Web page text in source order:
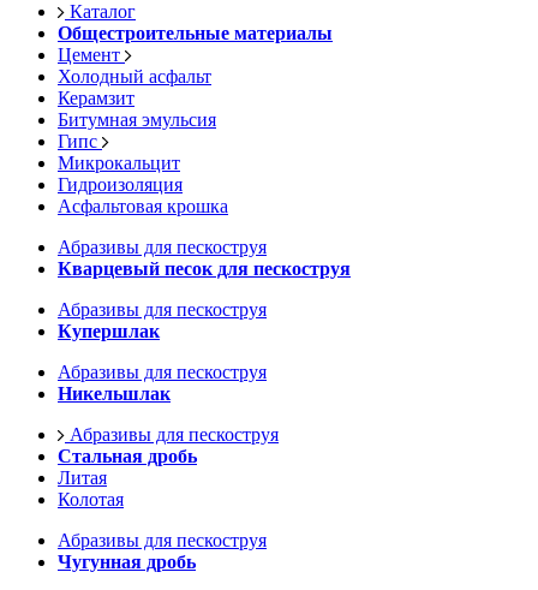
Каталог
Общестроительные материалы
Цемент
Холодный асфальт
Керамзит
Битумная эмульсия
Гипс
Микрокальцит
Гидроизоляция
Асфальтовая крошка
Абразивы для пескоструя
Кварцевый песок для пескоструя
Абразивы для пескоструя
Купершлак
Абразивы для пескоструя
Никельшлак
Абразивы для пескоструя
Стальная дробь
Литая
Колотая
Абразивы для пескоструя
Чугунная дробь